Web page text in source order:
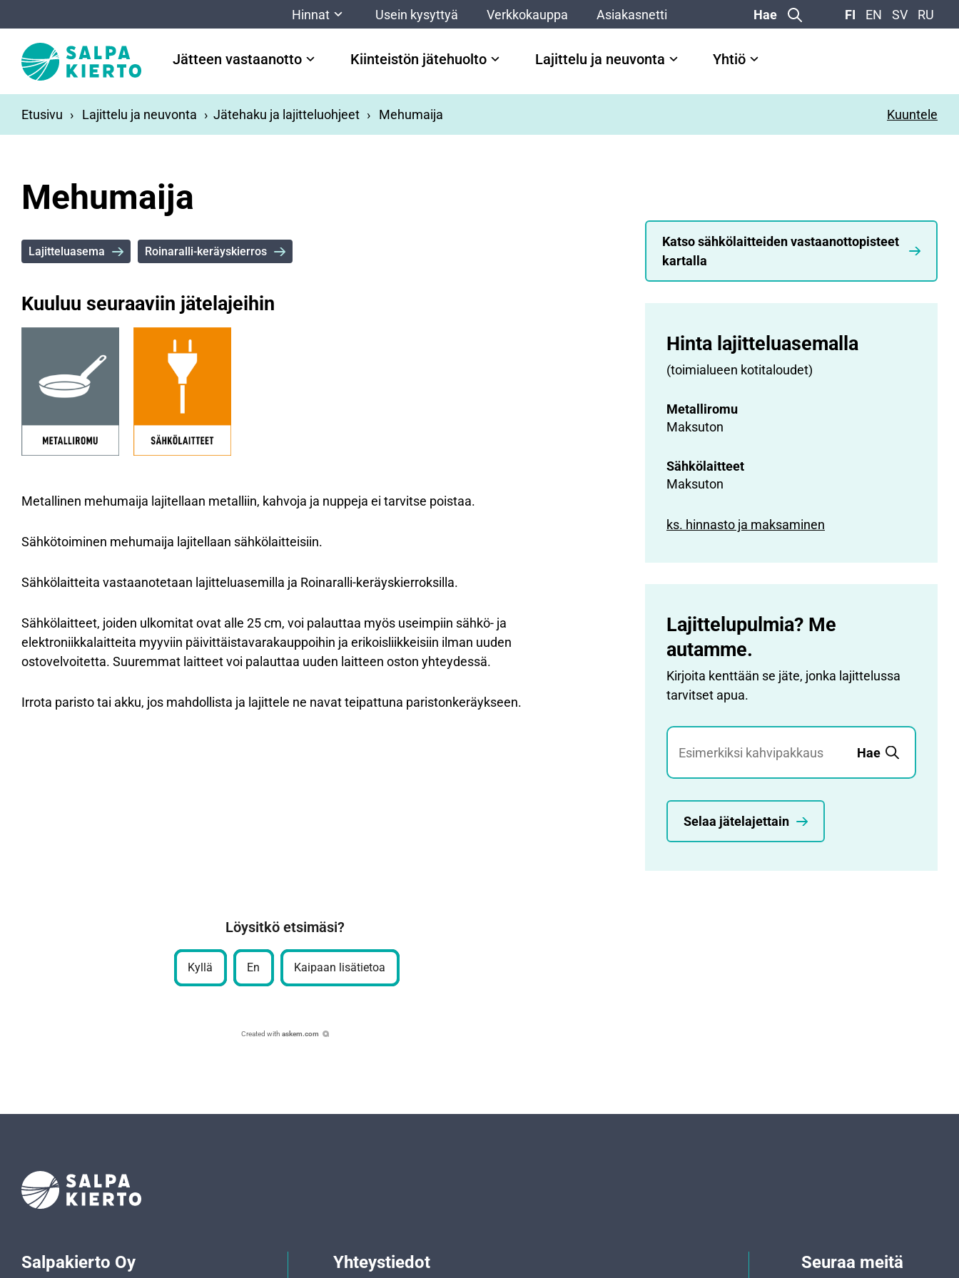
Hinnat Usein kysyttyä Verkkokauppa Asiakasnetti Hae FI EN SV RU
Jätteen vastaanotto Kiinteistön jätehuolto Lajittelu ja neuvonta Yhtiö
Etusivu Lajittelu ja neuvonta Jätehaku ja lajitteluohjeet Mehumaija Kuuntele
Mehumaija
Lajitteluasema Roinaralli-keräyskierros
Kuuluu seuraaviin jätelajeihin
Metallinen mehumaija lajitellaan metalliin, kahvoja ja nuppeja ei tarvitse poistaa.
Sähkötoiminen mehumaija lajitellaan sähkölaitteisiin.
Sähkölaitteita vastaanotetaan lajitteluasemilla ja Roinaralli-keräyskierroksilla.
Sähkölaitteet, joiden ulkomitat ovat alle 25 cm, voi palauttaa myös useimpiin sähkö- ja
elektroniikkalaitteita myyviin päivittäistavarakauppoihin ja erikoisliikkeisiin ilman uuden
ostovelvoitetta. Suuremmat laitteet voi palauttaa uuden laitteen oston yhteydessä.
Irrota paristo tai akku, jos mahdollista ja lajittele ne navat teipattuna paristonkeräykseen.
Katso sähkölaitteiden vastaanottopisteet
kartalla
Hinta lajittelu­asemalla
(toimialueen kotitaloudet)
Metalliromu
Maksuton
Sähkölaitteet
Maksuton
ks. hinnasto ja maksaminen
Lajittelupulmia? Me
autamme.
Kirjoita kenttään se jäte, jonka lajittelussa
tarvitset apua.
Jätehaku
Hae
Selaa jätelajettain
Löysitkö etsimäsi?
Kyllä En Kaipaan lisätietoa
Created with askem.com
Salpakierto Oy Yhteystiedot Seuraa meitä